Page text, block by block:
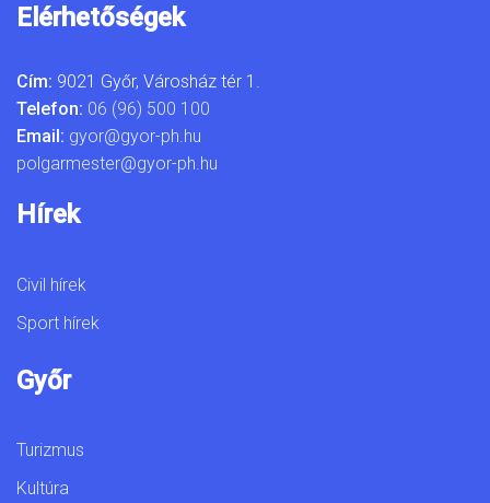
Elérhetőségek
Cím: 9021 Győr, Városház tér 1.
Telefon: 06 (96) 500 100
Email: gyor@gyor-ph.hu
polgarmester@gyor-ph.hu
Hírek
Civil hírek
Sport hírek
Győr
Turizmus
Kultúra